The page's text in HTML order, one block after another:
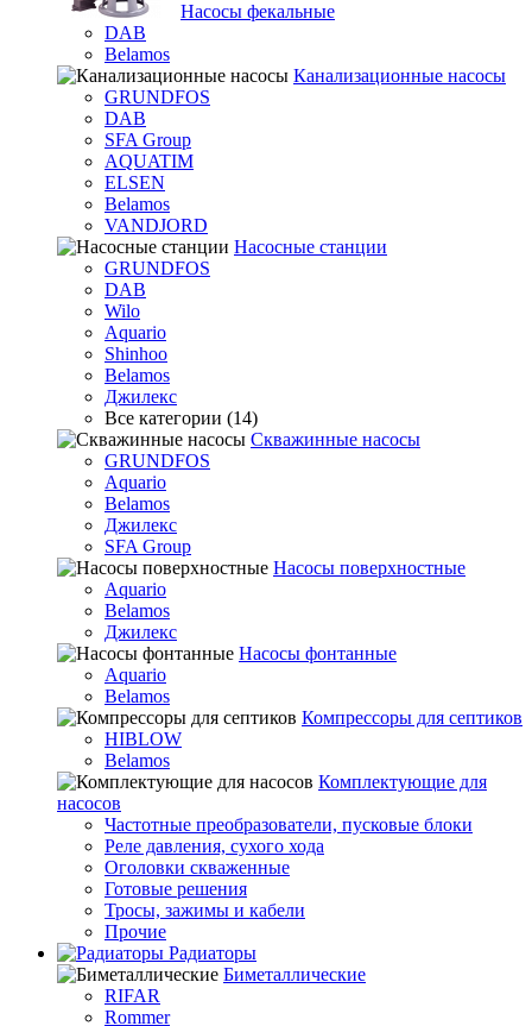
Насосы фекальные
DAB
Belamos
Канализационные насосы
GRUNDFOS
DAB
SFA Group
AQUATIM
ELSEN
Belamos
VANDJORD
Насосные станции
GRUNDFOS
DAB
Wilo
Aquario
Shinhoo
Belamos
Джилекс
Все категории (14)
Скважинные насосы
GRUNDFOS
Aquario
Belamos
Джилекс
SFA Group
Насосы поверхностные
Aquario
Belamos
Джилекс
Насосы фонтанные
Aquario
Belamos
Компрессоры для септиков
HIBLOW
Belamos
Комплектующие для
насосов
Частотные преобразователи, пусковые блоки
Реле давления, сухого хода
Оголовки скваженные
Готовые решения
Тросы, зажимы и кабели
Прочие
Радиаторы
Биметаллические
RIFAR
Rommer